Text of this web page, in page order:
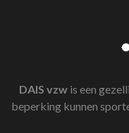
DAIS vzw is een
beperking kunnen